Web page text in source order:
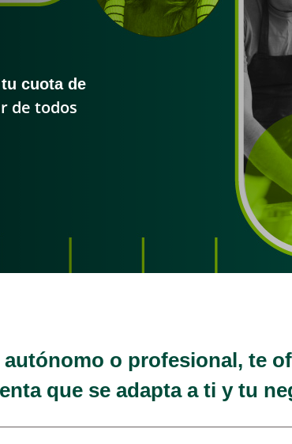
cuota de
de todos
autónomo o profesional, te
que se adapta a ti y tu